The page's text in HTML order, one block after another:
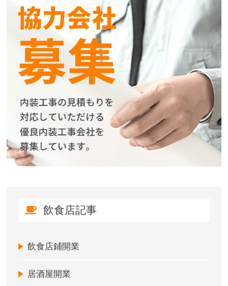
飲食店記事
飲食店鋪開業
居酒屋開業